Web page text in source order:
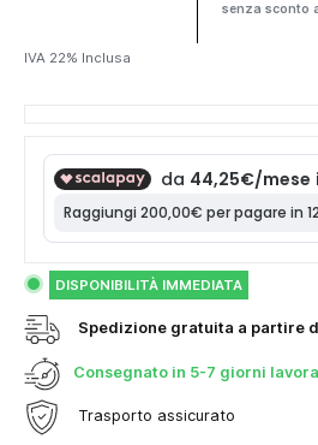
senza sconto
IVA 22% Inclusa
DISPONIBILITÀ IMMEDIATA
Spedizione gratuita a partire
Consegnato in 5-7 giorni
Trasporto assicurato